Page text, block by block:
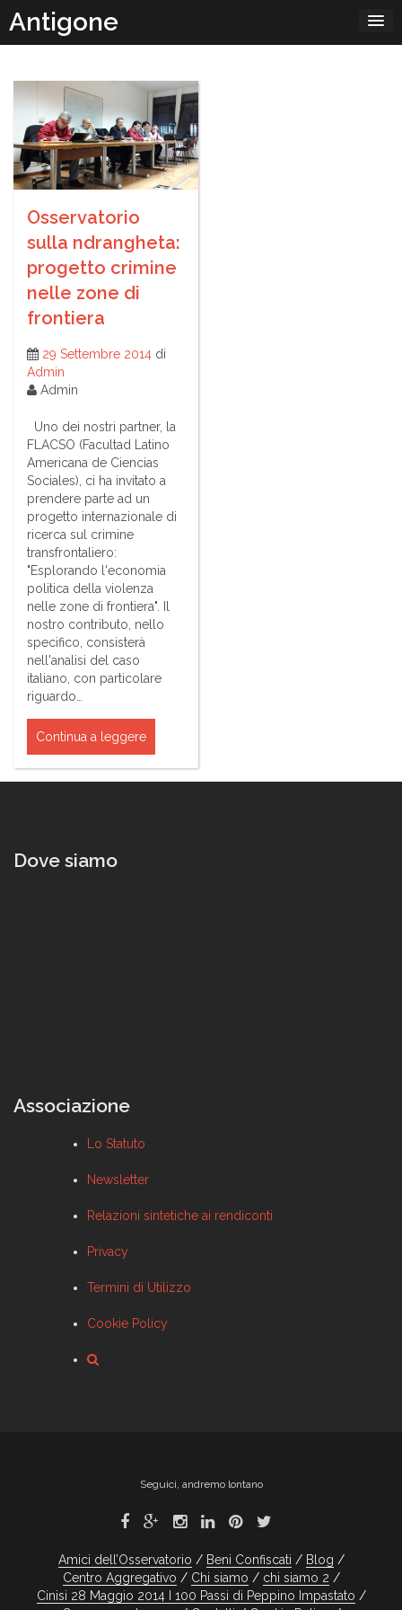
contenuto
Antigone
Osservatorio
sulla ndrangheta:
progetto crimine
nelle zone di
frontiera
29 Settembre 2014 di
Admin
Admin
Uno dei nostri partner, la
FLACSO (Facultad Latino
Americana de Ciencias
Sociales), ci ha invitato a
prendere parte ad un
progetto internazionale di
ricerca sul crimine
transfrontaliero:
"Esplorando l'economia
politica della violenza
nelle zone di frontiera". Il
nostro contributo, nello
specifico, consisterà
nell'analisi del caso
italiano, con particolare
riguardo…
Continua a leggere
Dove siamo
Associazione
Lo Statuto
Newsletter
Relazioni sintetiche ai rendiconti
Privacy
Termini di Utilizzo
Cookie Policy
Seguici, andremo lontano
Amici dell’Osservatorio Beni Confiscati
Blog
Centro Aggregativo
Chi siamo
chi siamo 2
Cinisi 28 Maggio 2014 I 100 Passi di Peppino Impastato